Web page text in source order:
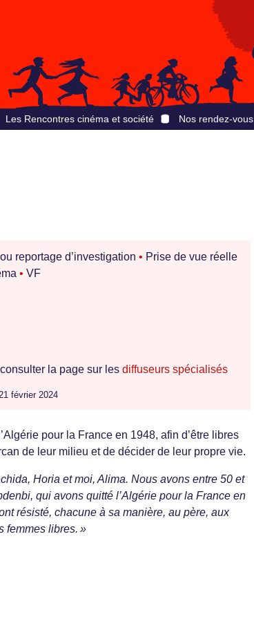
Les Rencontres cinéma et société Nos rendez-vous
reportage d’investigation • Prise de vue réelle
• VF
la page sur les diffuseurs spécialisés
février 2024
pour la France en 1948, afin d’être libres
de leur milieu et de décider de leur propre vie.
Horia et moi, Alima. Nous avons entre 50 et
qui avons quitté l’Algérie pour la France en
résisté, chacune à sa manière, au père, aux
femmes libres. »